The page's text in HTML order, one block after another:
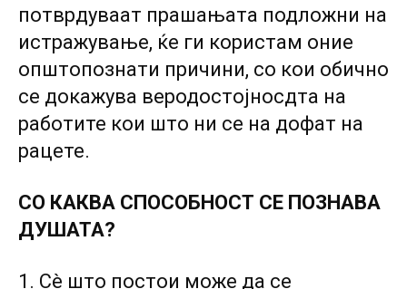
потврдуваат прашањата подложни на
истражување, ќе ги користам оние
општопознати причини, со кои обично
се докажува веродостојносдта на
работите кои што ни се на дофат на
рацете.
СО КАКВА СПОСОБНОСТ СЕ ПОЗНАВА
ДУШАТА?
1. Сè што постои може да се